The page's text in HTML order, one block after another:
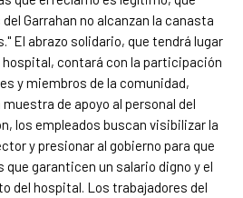
Garrahan no alcanzan la canasta
El abrazo solidario, que tendrá lugar
contará con la participación
y miembros de la comunidad,
de apoyo al personal del
los empleados buscan visibilizar la
y presionar al gobierno para que
garanticen un salario digno y el
del hospital. Los trabajadores del